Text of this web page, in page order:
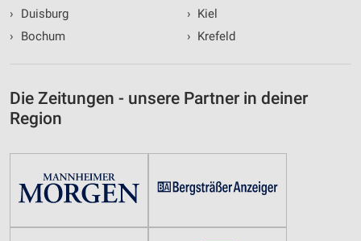
›
Duisburg
›
Bochum
› Kiel
› Krefeld
Die Zeitungen - unsere Partner in deiner
Region